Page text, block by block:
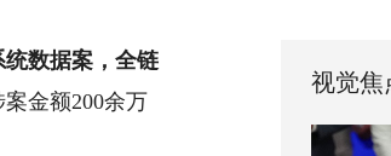
数据案，全链
案金额200余万
视觉焦